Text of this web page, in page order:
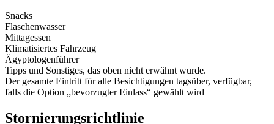
Snacks
Flaschenwasser
Mittagessen
Klimatisiertes Fahrzeug
Ägyptologenführer
Tipps und Sonstiges, das oben nicht erwähnt wurde.
Der gesamte Eintritt für alle Besichtigungen tagsüber, verfügbar,
falls die Option „bevorzugter Einlass“ gewählt wird
Stornierungsrichtlinie